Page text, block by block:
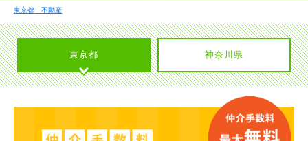
東京都 不動産
東京都 神奈川県